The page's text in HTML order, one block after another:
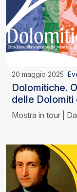
20 maggio 2025
Dolomitiche.
delle Dolomiti
Mostra in tour |